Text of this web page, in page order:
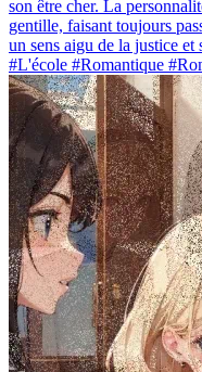
son être cher. La
gentille, faisant toujours
un sens aigu de la justice et
#L'école #Romantique